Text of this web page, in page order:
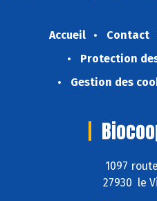
Accueil Contact
Protection
Gestion des
1097
27930 le